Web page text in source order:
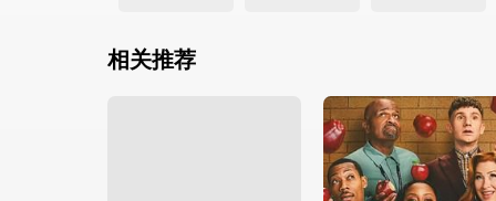
相关推荐